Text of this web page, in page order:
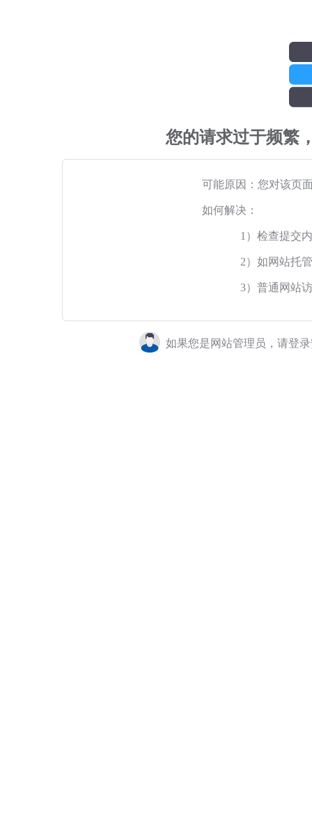
您的请求过于频繁
可能原因：您对该页
如何解决：
1）检查提交
2）如网站托
3）普通网站
如果您是网站管理员，请登